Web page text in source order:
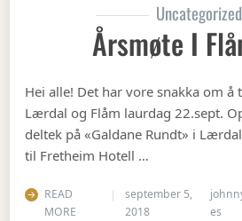
Uncategorized
Årsmøte I
Hei alle! Det har vore snakka om å
Lærdal og Flåm laurdag 22.sept.
deltek på «Galdane Rundt» i
til Fretheim Hotell …
READ
MORE
september 5,
2018
es